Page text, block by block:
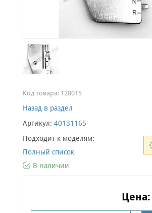
Код товара: 128015
Назад в раздел
Артикул: 40131165
Подходит к моделям:
Полный список
В наличии